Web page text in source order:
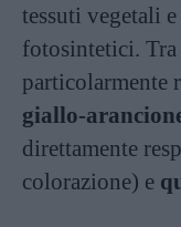
tessuti vegetali
fotosintetici. Tra
particolarmente
giallo-
direttamente
colorazione) e